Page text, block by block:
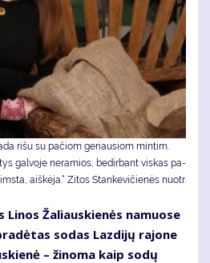
ri­šu su pa­čiom ge­riau­siom min­tim.
gal­vo­je ne­ra­mios, be­dir­bant vis­kas pa­
aiš­kė­ja.“ Zitos Stankevičienės nuotr.
Li­nos Ža­liaus­kie­nės na­muo­se
so­das Laz­di­jų ra­jo­ne
– ži­no­ma kaip so­dų